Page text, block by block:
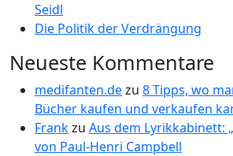
Seidl
Die Politik der Verdrängung
Neueste Kommentare
medifanten.dezu 8 Tipps, wo
Bücher kaufen und verkaufen
Frankzu Aus dem Lyrikkabinett:
von Paul-Henri Campbell